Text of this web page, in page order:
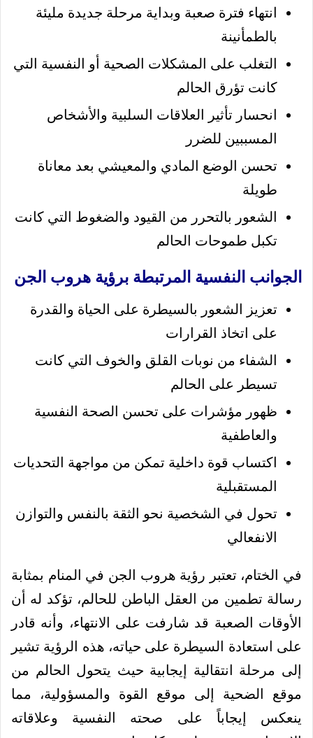
انتهاء فترة صعبة وبداية مرحلة جديدة مليئة
بالطمأنينة
التغلب على المشكلات الصحية أو النفسية التي
كانت تؤرق الحالم
انحسار تأثير العلاقات السلبية والأشخاص
المسببين للضرر
تحسن الوضع المادي والمعيشي بعد معاناة
طويلة
الشعور بالتحرر من القيود والضغوط التي كانت
تكبل طموحات الحالم
الجوانب النفسية المرتبطة برؤية هروب الجن
تعزيز الشعور بالسيطرة على الحياة والقدرة
على اتخاذ القرارات
الشفاء من نوبات القلق والخوف التي كانت
تسيطر على الحالم
ظهور مؤشرات على تحسن الصحة النفسية
والعاطفية
اكتساب قوة داخلية تمكن من مواجهة التحديات
المستقبلية
تحول في الشخصية نحو الثقة بالنفس والتوازن
الانفعالي
في الختام، تعتبر رؤية هروب الجن في المنام بمثابة
رسالة تطمين من العقل الباطن للحالم، تؤكد له أن
الأوقات الصعبة قد شارفت على الانتهاء، وأنه قادر
على استعادة السيطرة على حياته، هذه الرؤية تشير
إلى مرحلة انتقالية إيجابية حيث يتحول الحالم من
موقع الضحية إلى موقع القوة والمسؤولية، مما
ينعكس إيجاباً على صحته النفسية وعلاقاته